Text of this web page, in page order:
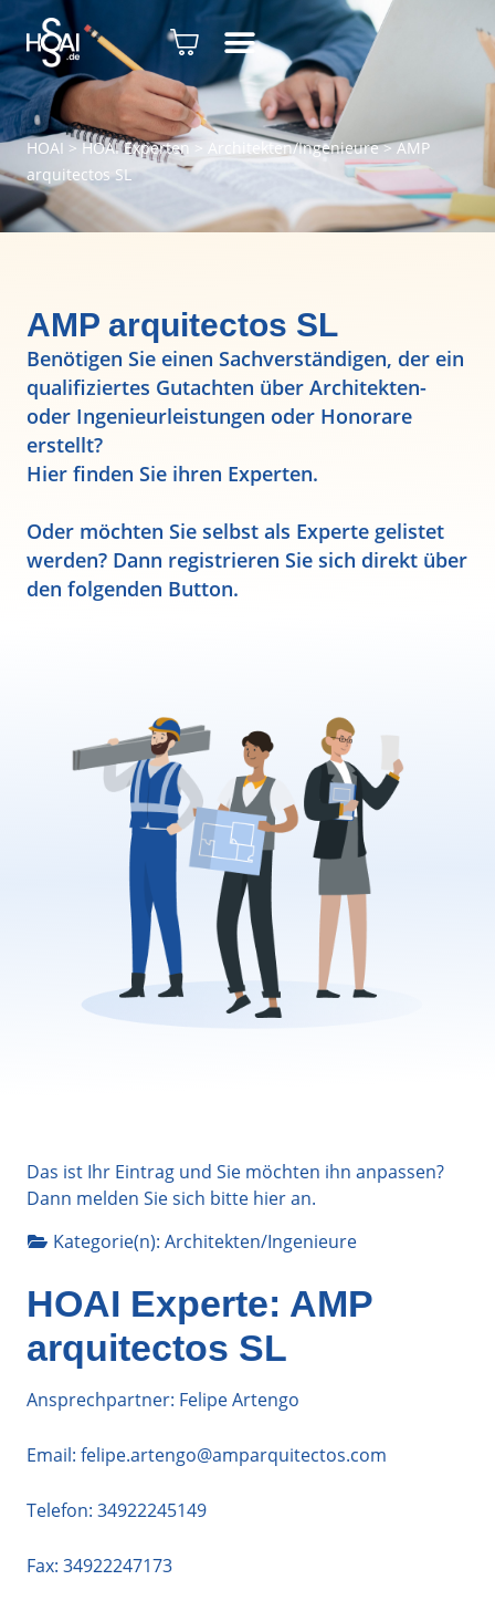
HOAI > HOAI Experten> Architekten/Ingenieure>AMP
arquitectos SL
AMP arquitectos SL
Benötigen Sie einen Sachverständigen, der ein
qualifiziertes Gutachten über Architekten-
oder Ingenieurleistungen oder Honorare
erstellt?
Hier finden Sie ihren Experten.
Oder möchten Sie selbst als Experte gelistet
werden? Dann registrieren Sie sich direkt über
den folgenden Button.
Das ist Ihr Eintrag und Sie möchten ihn anpassen?
Dann melden Sie sich bitte hieran.
Kategorie(n): Architekten/Ingenieure
HOAI Experte: AMP
arquitectos SL
Ansprechpartner: Felipe Artengo
Email: felipe.artengo@amparquitectos.com
Telefon: 34922245149
Fax: 34922247173